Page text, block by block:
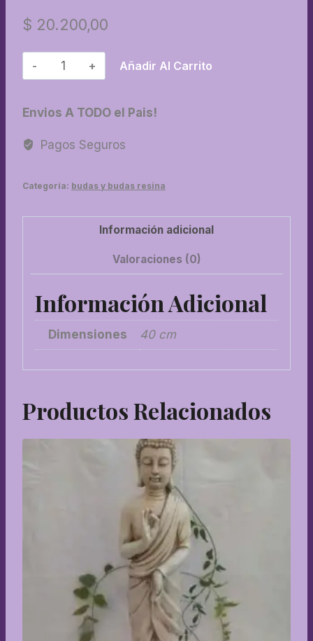
$ 20.200,00
30-
Buda
con
vela
Añadir Al Carrito
Envios A TODO el Pais!
Pagos Seguros
Categoría: budas y budas resina
Información adicional
Valoraciones (0)
Información Adicional
Dimensiones 40 cm
Productos Relacionados